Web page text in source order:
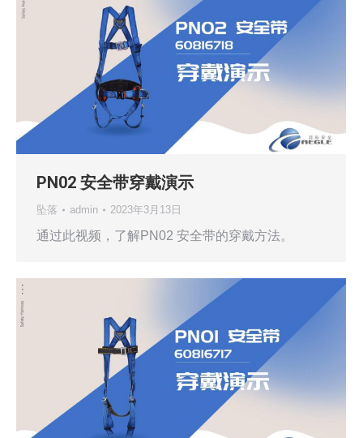
PN02 安全带穿戴演示
坠落 admin 2023年3月13日
通过此视频，了解PN02 安全带的穿戴方法。